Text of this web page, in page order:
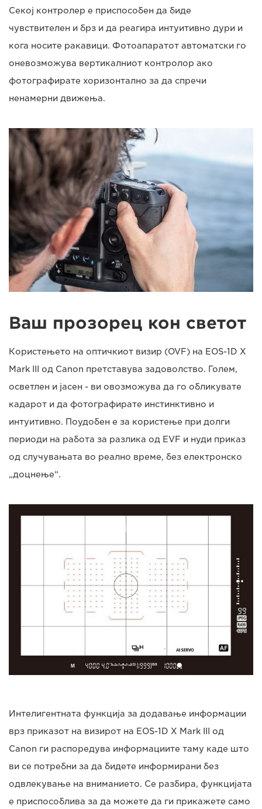
Секој контролер е приспособен да биде
чувствителен и брз и да реагира интуитивно дури и
кога носите ракавици. Фотоапаратот автоматски го
оневозможува вертикалниот контролор ако
фотографирате хоризонтално за да спречи
ненамерни движења.
Ваш прозорец кон светот
Користењето на оптичкиот визир (OVF) на EOS-1D X
Mark III од Canon претставува задоволство. Голем,
осветлен и јасен - ви овозможува да го обликувате
кадарот и да фотографирате инстинктивно и
интуитивно. Поудобен е за користење при долги
периоди на работа за разлика од EVF и нуди приказ
од случувањата во реално време, без електронско
„доцнење“.
Интелигентната функција за додавање информации
врз приказот на визирот на EOS-1D X Mark III од
Canon ги распоредува информациите таму каде што
ви се потребни за да бидете информирани без
одвлекување на вниманието. Се разбира, функцијата
е приспособлива за да можете да ги прикажете само